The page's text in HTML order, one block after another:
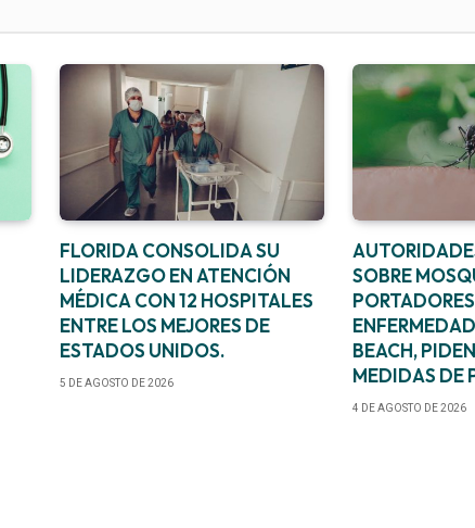
FLORIDA CONSOLIDA SU
LIDERAZGO EN ATENCIÓN
MÉDICA CON 12 HOSPITALES
ENTRE LOS MEJORES DE
ESTADOS UNIDOS.
5 DE AGOSTO DE 2026
SOBRE
BEACH,
MEDIDAS DE
4 DE AGOSTO DE 2026